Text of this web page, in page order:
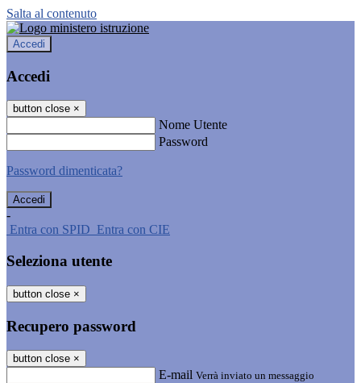
Salta al contenuto
Accedi
Accedi
button close ×
Nome Utente
Password
Password dimenticata?
-
Entra con SPID Entra con CIE
Seleziona utente
button close ×
Recupero password
button close ×
E-mail Verrà inviato un messaggio